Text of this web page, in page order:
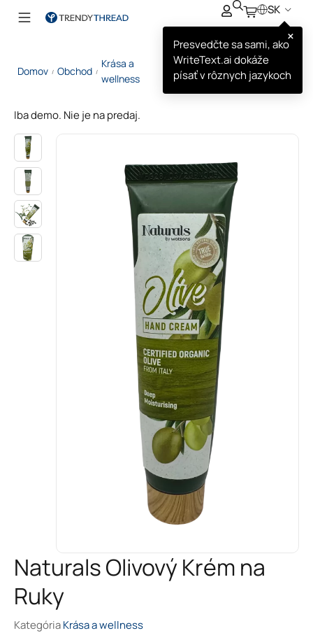
SK
×
Presvedčte sa sami, ako
WriteText.ai dokáže
písať v rôznych jazykoch
Domov / Obchod /
Krása a
wellness
Naturals Olivový Krém na
Ruky
Iba demo. Nie je na predaj.
Naturals Olivový Krém na
Ruky
KategóriaKrása a wellness